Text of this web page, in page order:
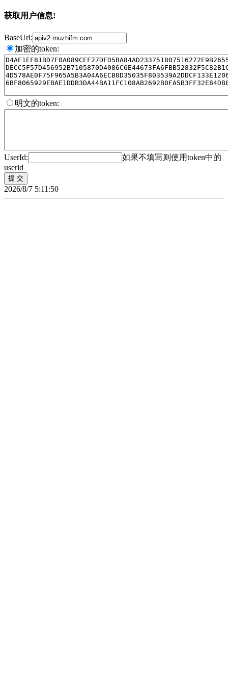
获取用户信息!
BaseUrl:
加密的token:
明文的token:
UserId:
如果不填写则使用token中的
userid
2026/8/7 5:11:50